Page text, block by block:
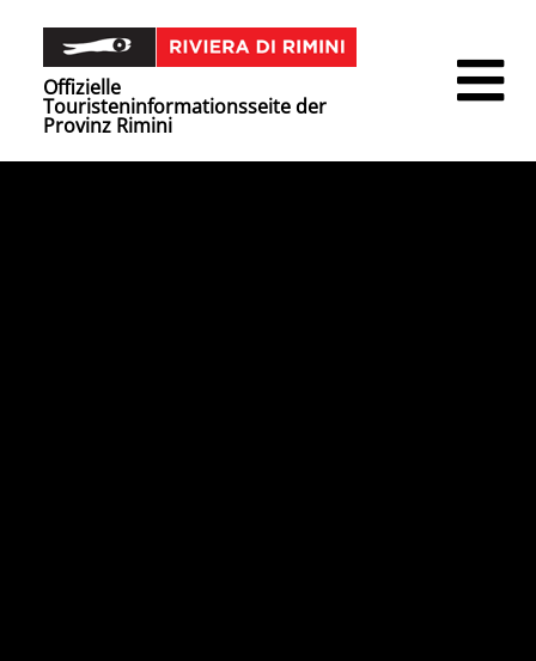
Offizielle
Touristeninformationsseite der
Provinz Rimini